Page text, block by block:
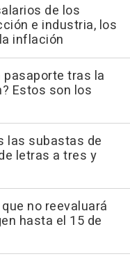
de los
e industria, los
inflación
pasaporte tras la
Estos son los
las subastas de
letras a tres y
no reevaluará
hasta el 15 de